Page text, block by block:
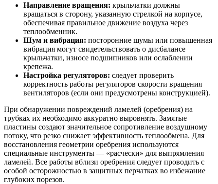
Направление вращения: крыльчатки должны
вращаться в сторону, указанную стрелкой на корпусе,
обеспечивая правильное движение воздуха через
теплообменник.
Шум и вибрация: посторонние шумы или повышенная
вибрация могут свидетельствовать о дисбалансе
крыльчатки, износе подшипников или ослаблении
крепежа.
Настройка регуляторов: следует проверить
корректность работы регуляторов скорости вращения
вентиляторов (если они предусмотрены конструкцией).
При обнаружении повреждений ламелей (оребрения) на
трубках их необходимо аккуратно выровнять. Замятые
пластины создают значительное сопротивление воздушному
потоку, что резко снижает эффективность теплообмена. Для
восстановления геометрии оребрения используются
специальные инструменты — «расчески» для выпрямления
ламелей. Все работы вблизи оребрения следует проводить с
особой осторожностью в защитных перчатках во избежание
глубоких порезов.